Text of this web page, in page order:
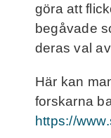
göra att
begåvade
deras val
Här kan
forskarna
https://